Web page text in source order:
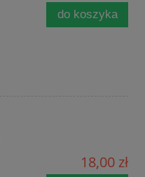
do koszyka
18,00 zł